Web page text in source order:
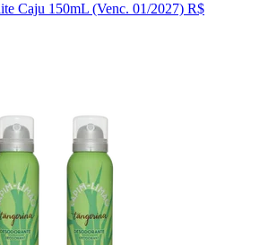
Caju 150mL (Venc. 01/2027) R$